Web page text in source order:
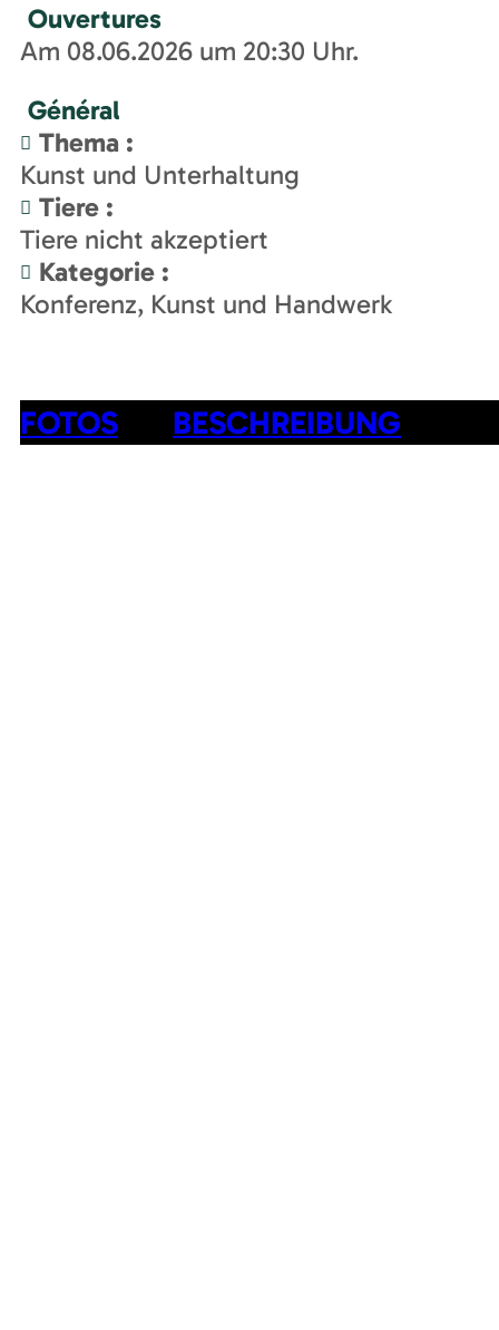
Ouvertures
Am 08.06.2026 um 20:30 Uhr.
Général
Thema :
Kunst und Unterhaltung
Tiere :
Tiere nicht akzeptiert
Kategorie :
Konferenz Kunst und Handwerk
FOTOS BESCHREIBUNG